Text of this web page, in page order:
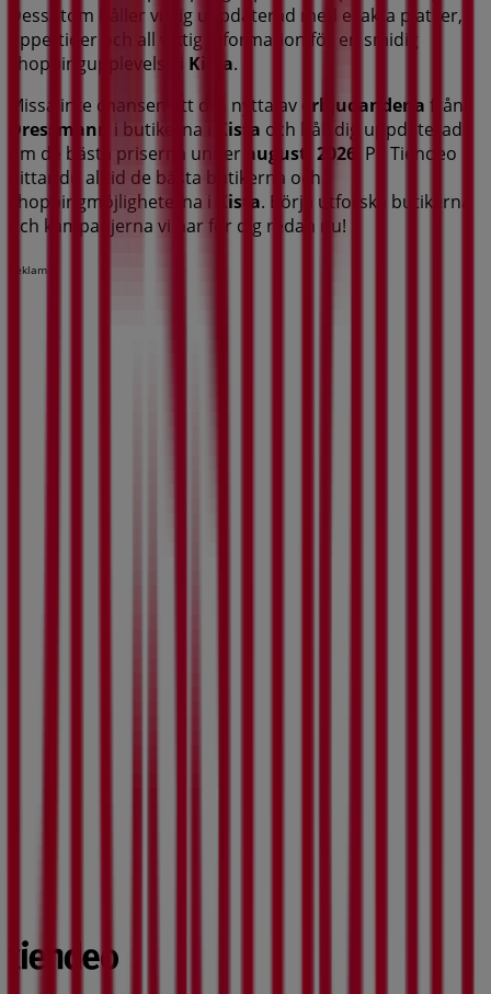
Dessutom håller vi dig uppdaterad med exakta platser,
öppettider och all viktig information för en smidig
shoppingupplevelse i Kista.
Missa inte chansen att dra nytta av
erbjudandena från
Dressmann
i butikerna i Kista och håll dig uppdaterad
om de bästa priserna under augusti 2026 . På Tiendeo
hittar du alltid de bästa butikerna och
shoppingmöjligheterna i
Kista. Börja utforska butikerna
och kampanjerna vi har för dig redan nu!
Reklam